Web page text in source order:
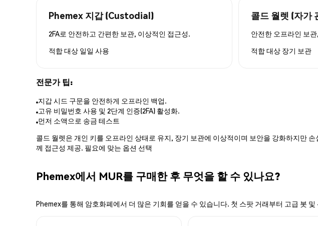
Phemex 지갑 (Custodial)
2FA로 안전하고 간편한 보관, 이상적인 접근성.
적합 대상 일일 사용
콜드 월렛 (자가
안전한 오프라인 보
적합 대상 장기 보관
전문가 팁:
지갑 시드 구문을 안전하게 오프라인 백업.
고유 비밀번호 사용 및 2단계 인증(2FA) 활성화.
먼저 소액으로 송금 테스트
콜드 월렛은 개인 키를 오프라인 상태로 유지, 장기 보관에 이상적이며 보안을 강화하지만
께 접근성 제공. 필요에 맞는 옵션 선택
Phemex에서 MUR를 구매한 후 무엇을 할 수 있나요?
Phemex를 통해 암호화폐에서 더 많은 기회를 얻을 수 있습니다. 첫 스팟 거래부터 고급 봇